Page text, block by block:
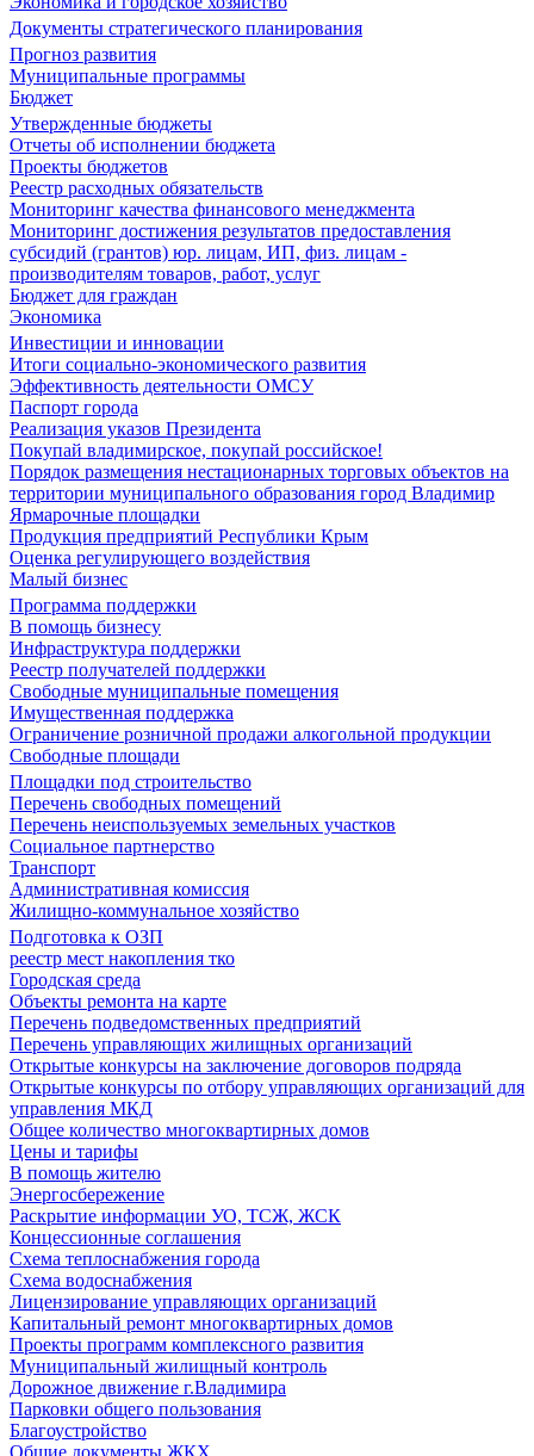
Документы стратегического планирования
Прогноз развития
Муниципальные программы
Бюджет
Утвержденные бюджеты
Отчеты об исполнении бюджета
Проекты бюджетов
Реестр расходных обязательств
Мониторинг качества финансового менеджмента
Мониторинг достижения результатов предоставления
субсидий (грантов) юр. лицам, ИП, физ. лицам -
производителям товаров, работ, услуг
Бюджет для граждан
Экономика
Инвестиции и инновации
Итоги социально-экономического развития
Эффективность деятельности ОМСУ
Паспорт города
Реализация указов Президента
Покупай владимирское, покупай российское!
Порядок размещения нестационарных торговых объектов на
территории муниципального образования город Владимир
Ярмарочные площадки
Продукция предприятий Республики Крым
Оценка регулирующего воздействия
Малый бизнес
Программа поддержки
В помощь бизнесу
Инфраструктура поддержки
Реестр получателей поддержки
Свободные муниципальные помещения
Имущественная поддержка
Ограничение розничной продажи алкогольной продукции
Свободные площади
Площадки под строительство
Перечень свободных помещений
Перечень неиспользуемых земельных участков
Социальное партнерство
Транспорт
Административная комиссия
Жилищно-коммунальное хозяйство
Подготовка к ОЗП
реестр мест накопления тко
Городская среда
Объекты ремонта на карте
Перечень подведомственных предприятий
Перечень управляющих жилищных организаций
Открытые конкурсы на заключение договоров подряда
Открытые конкурсы по отбору управляющих организаций для
управления МКД
Общее количество многоквартирных домов
Цены и тарифы
В помощь жителю
Энергосбережение
Раскрытие информации УО, ТСЖ, ЖСК
Концессионные соглашения
Схема теплоснабжения города
Схема водоснабжения
Лицензирование управляющих организаций
Капитальный ремонт многоквартирных домов
Проекты программ комплексного развития
Муниципальный жилищный контроль
Дорожное движение г.Владимира
Парковки общего пользования
Благоустройство
Общие документы ЖКХ